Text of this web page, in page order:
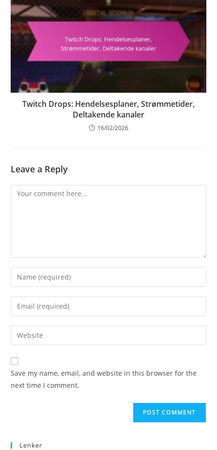
Twitch Drops: Hendelsesplaner, Strømmetider,
Deltakende kanaler
16/02/2026
Leave a Reply
Comment
Enter
your
name
comment
Enter
your
email
address
comment
Enter
your
website
URL
(optional)
Save my name, email, and website in this browser for the
next time I comment.
Lenker